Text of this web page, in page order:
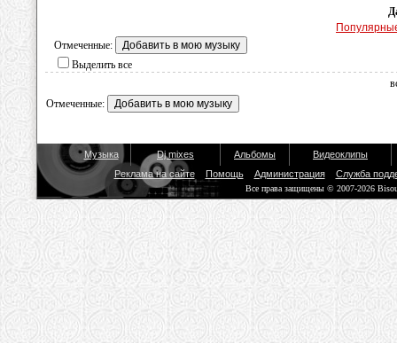
Отмеченные:
Выделить все
Отмеченные:
Музыка Dj mixes Альбомы
Видеоклипы
Реклама на сайте
Помощь Администрация Служба
Все права защищены © 2007-2026